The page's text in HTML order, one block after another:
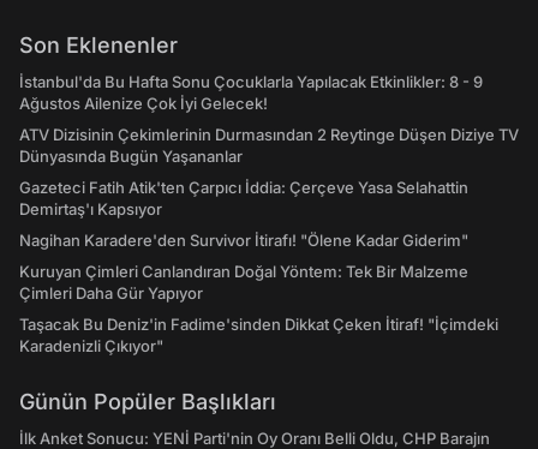
Son Eklenenler
İstanbul'da Bu Hafta Sonu Çocuklarla Yapılacak Etkinlikler: 8 - 9
Ağustos Ailenize Çok İyi Gelecek!
ATV Dizisinin Çekimlerinin Durmasından 2 Reytinge Düşen Diziye TV
Dünyasında Bugün Yaşananlar
Gazeteci Fatih Atik'ten Çarpıcı İddia: Çerçeve Yasa Selahattin
Demirtaş'ı Kapsıyor
Nagihan Karadere'den Survivor İtirafı! "Ölene Kadar Giderim"
Kuruyan Çimleri Canlandıran Doğal Yöntem: Tek Bir Malzeme
Çimleri Daha Gür Yapıyor
Taşacak Bu Deniz'in Fadime'sinden Dikkat Çeken İtiraf! "İçimdeki
Karadenizli Çıkıyor"
Günün Popüler Başlıkları
İlk Anket Sonucu: YENİ Parti'nin Oy Oranı Belli Oldu, CHP Barajın